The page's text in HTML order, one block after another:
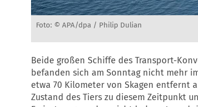
Foto: © APA/dpa / Philip Dulian
Beide großen Schiffe des Transport-
befanden sich am Sonntag nicht mehr
etwa 70 Kilometer von Skagen entfernt
Zustand des Tiers zu diesem Zeitpunkt